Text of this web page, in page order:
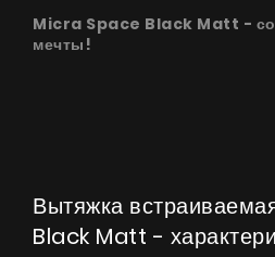
Micra Space Black Matt -
мечты!
Вытяжка
Black Matt -